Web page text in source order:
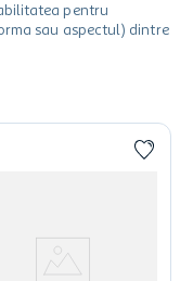
pentru
sau aspectul) dintre